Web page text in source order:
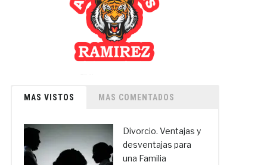
MAS VISTOS MAS COMENTADOS
Divorcio. Ventajas y
desventajas para
una Familia